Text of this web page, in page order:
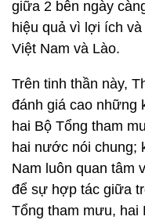
giữa 2 bên ngày
hiệu quả vì lợi ích
Việt Nam và Lào.
Trên tinh thần này,
đánh giá cao những
hai Bộ Tổng tham
hai nước nói chung;
Nam luôn quan tâm
để sự hợp tác giữa
Tổng tham mưu, hai